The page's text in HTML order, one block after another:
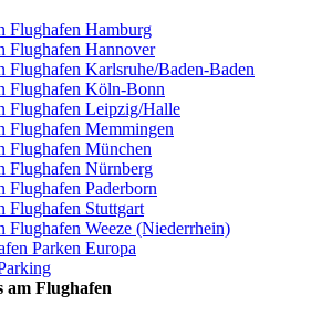
Flughafen Hamburg
Flughafen Hannover
Flughafen Karlsruhe/Baden-Baden
Flughafen Köln-Bonn
Flughafen Leipzig/Halle
Flughafen Memmingen
Flughafen München
Flughafen Nürnberg
Flughafen Paderborn
Flughafen Stuttgart
Flughafen Weeze (Niederrhein)
Parken Europa
am Flughafen